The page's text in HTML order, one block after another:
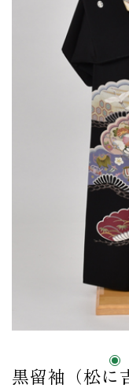
黒留袖（松に